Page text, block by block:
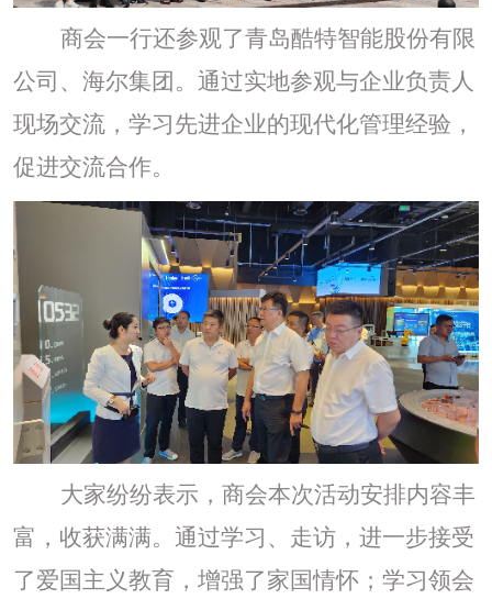
商会一行还参观了青岛酷特智能股份有限
公司 、 海尔集团 。通过实地参观与企业负责人
现场交流，学习先进企业的现代化管理经验，
促进交流合作。
大家纷纷表示，商会本次活动安排内容丰
富，收获满满。通过学习、走访，进一步接受
了爱国主义教育，增强了家国情怀；学习领会